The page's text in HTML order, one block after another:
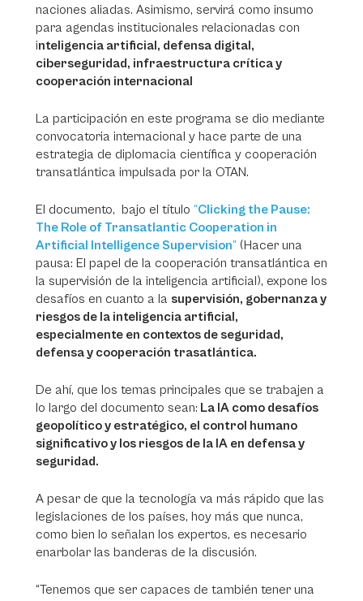
naciones aliadas. Asimismo, servirá como insumo
para agendas institucionales relacionadas con
inteligencia artificial, defensa digital,
ciberseguridad, infraestructura crítica y
cooperación internacional
La participación en este programa se dio mediante
convocatoria internacional y hace parte de una
estrategia de diplomacia científica y cooperación
transatlántica impulsada por la OTAN.
El documento, bajo el título “Clicking the Pause:
The Role of Transatlantic Cooperation in
Artificial Intelligence Supervision” (Hacer una
pausa: El papel de la cooperación transatlántica en
la supervisión de la inteligencia artificial), expone los
desafíos en cuanto a la supervisión, gobernanza y
riesgos de la inteligencia artificial,
especialmente en contextos de seguridad,
defensa y cooperación trasatlántica.
De ahí, que los temas principales que se trabajen a
lo largo del documento sean: La IA como desafíos
geopolítico y estratégico, el control humano
significativo y los riesgos de la IA en defensa y
seguridad.
A pesar de que la tecnología va más rápido que las
legislaciones de los países, hoy más que nunca,
como bien lo señalan los expertos, es necesario
enarbolar las banderas de la discusión.
“Tenemos que ser capaces de también tener una